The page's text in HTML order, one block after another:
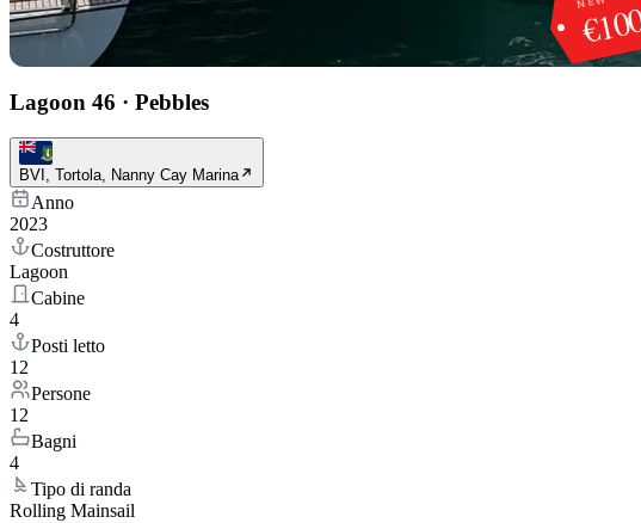
Lagoon 46 · Pebbles
BVI, Tortola, Nanny Cay Marina
Anno
2023
Costruttore
Lagoon
Cabine
4
Posti letto
12
Persone
12
Bagni
4
Tipo di randa
Rolling Mainsail